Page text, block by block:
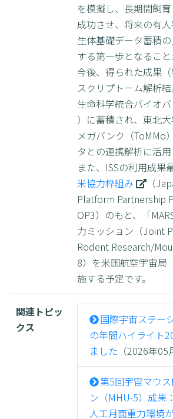
を模擬し、長期間飼
成功させ、将来の有
生体基礎データ蓄積
する第一歩となること
今後、得られた成果
スクリプトーム解析
生命科学統合バイオ
）に蓄積され、東北
メガバンク（ToMMo
タとの連携解析に活用
また、ISSの利用成果
米協力枠組み
（
Platform Partnership
OP3）のもと、「
力ミッション（Joint
Rodent Research/
8）を米国航空宇宙局
施する予定です。
関連トピッ
クス
国際宇宙ステー
の年間ハイライト
ました （2026年05
第5回宇宙マウ
ン（MHU-5）成果
人工月面重力環境